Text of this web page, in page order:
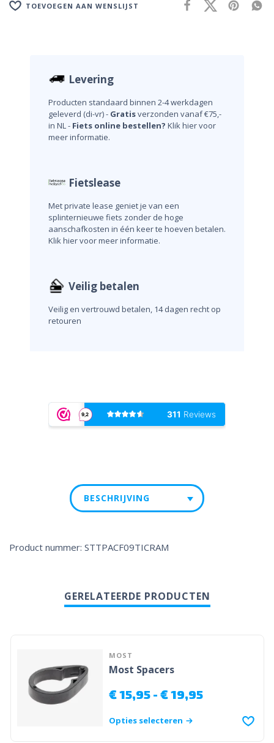
TOEVOEGEN AAN WENSLIJST
Levering
Producten standaard binnen 2-4 werkdagen
geleverd (di-vr) - Gratisverzonden vanaf €75,-
in NL - Fiets online bestellen? Klik hier voor
meer informatie.
Fietslease
Met private lease geniet je van een
splinternieuwe fiets zonder de hoge
aanschafkosten in één keer te hoeven betalen.
Klik hier voor meer informatie.
Veilig betalen
Veilig en vertrouwd betalen, 14 dagen recht op
retouren
BESCHRIJVING
Product nummer: STTPACF09TICRAM
GERELATEERDE PRODUCTEN
MOST
Most Spacers
€15,95 - €19,95
Opties selecteren